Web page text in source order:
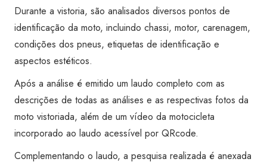
da
Boa
Vista
quantidade
Durante a vistoria, são analisados diversos pontos de
identificação da moto, incluindo chassi, motor, carenagem,
condições dos pneus, etiquetas de identificação e
aspectos estéticos.
Após a análise é emitido um laudo completo com as
descrições de todas as análises e as respectivas fotos da
moto vistoriada, além de um vídeo da motocicleta
incorporado ao laudo acessível por QRcode.
Complementando o laudo, a pesquisa realizada é anexada